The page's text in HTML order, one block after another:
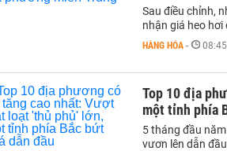
Sau điều chỉnh,
nhận giá heo
HÀNG HÓA -
Top 10 địa
một tỉnh phía
5 tháng đầu
vươn lên dẫn